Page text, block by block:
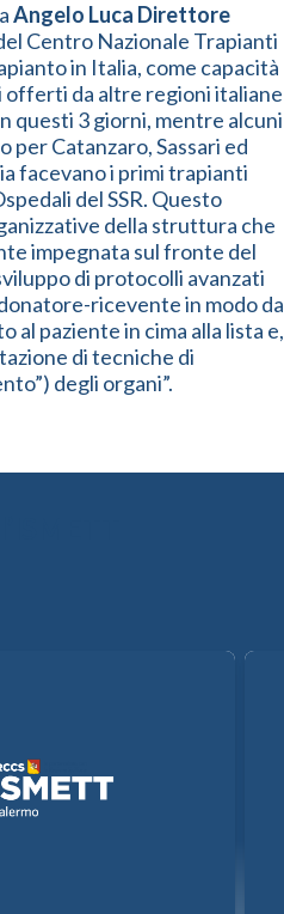
Angelo Luca Direttore
Centro Nazionale Trapianti
in Italia, come capacità
offerti da altre regioni italiane
questi 3 giorni, mentre alcuni
per Catanzaro, Sassari ed
facevano i primi trapianti
del SSR. Questo
della struttura che
impegnata sul fronte del
di protocolli avanzati
ricevente in modo da
paziente in cima alla lista e,
di tecniche di
degli organi”.